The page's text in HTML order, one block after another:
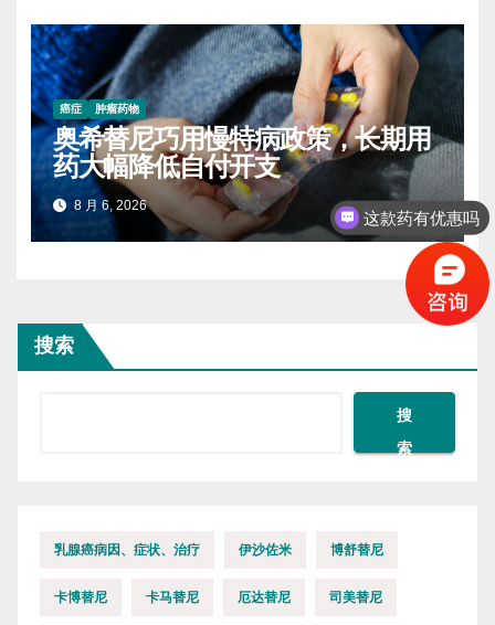
癌症 肿瘤药物
奥希替尼巧用慢特病政策，长期用
药大幅降低自付开支
8 月 6, 2026
搜索
搜
索
乳腺癌病因、症状、治疗 伊沙佐米 博舒替尼
卡博替尼 卡马替尼 厄达替尼 司美替尼
这款药有优惠吗